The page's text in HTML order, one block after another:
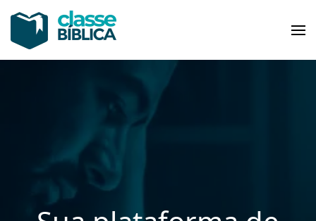
Pular
Sua plataforma de educação bíblica